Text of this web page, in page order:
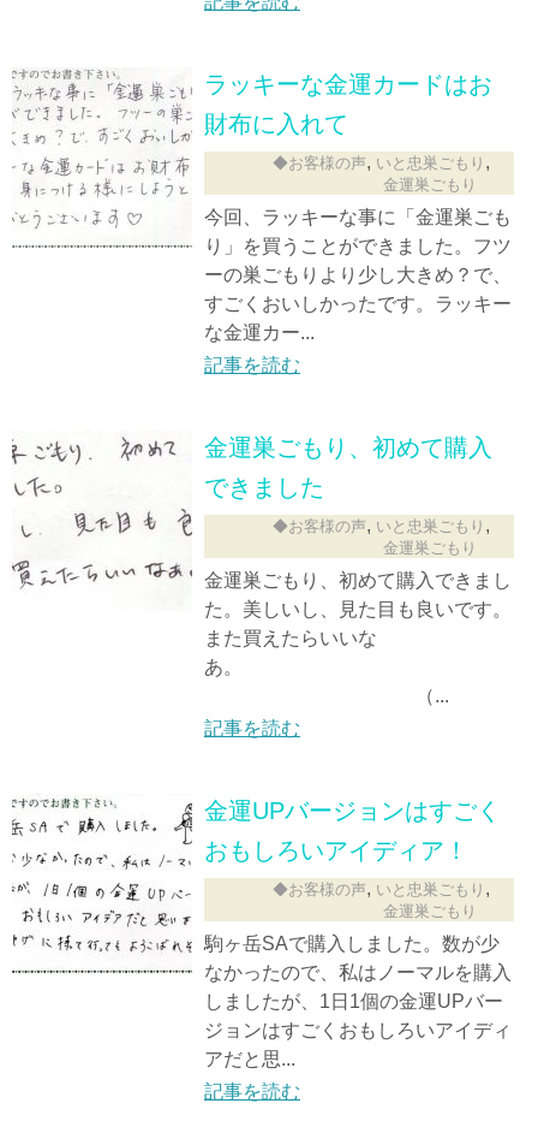
ラッキーな金運カードはお
財布に入れて
◆お客様の声, いと忠巣ごもり ,
金運巣ごもり
今回、ラッキーな事に「金運巣ごも
り」を買うことができました。フツ
ーの巣ごもりより少し大きめ？で、
すごくおいしかったです。ラッキー
な金運カー...
記事を読む
金運巣ごもり、初めて購入
できました
◆お客様の声, いと忠巣ごもり ,
金運巣ごもり
金運巣ごもり、初めて購入できまし
た。美しいし、見た目も良いです。
また買えたらいいな
あ。
（...
記事を読む
金運UPバージョンはすごく
おもしろいアイディア！
◆お客様の声, いと忠巣ごもり ,
金運巣ごもり
駒ヶ岳SAで購入しました。数が少
なかったので、私はノーマルを購入
しましたが、1日1個の金運UPバー
ジョンはすごくおもしろいアイディ
アだと思...
記事を読む